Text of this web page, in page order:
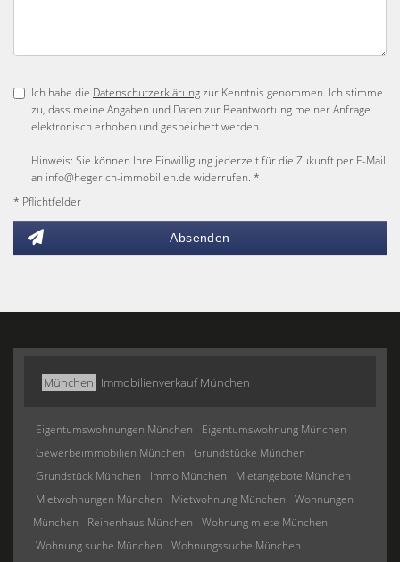
Ich habe die Datenschutzerklärungzur Kenntnis genommen. Ich stimme
zu, dass meine Angaben und Daten zur Beantwortung meiner Anfrage
elektronisch erhoben und gespeichert werden.
Hinweis: Sie können Ihre Einwilligung jederzeit für die Zukunft per E-Mail
an info@hegerich-immobilien.de widerrufen. *
* Pflichtfelder
Absenden
München Immobilienverkauf München
Eigentumswohnungen München
Eigentumswohnung München
Gewerbeimmobilien München
Grundstücke München
Grundstück München
Immo München
Mietangebote München
Mietwohnungen München
Mietwohnung München
Wohnungen
München
Reihenhaus München
Wohnung miete München
Wohnung suche München
Wohnungssuche München